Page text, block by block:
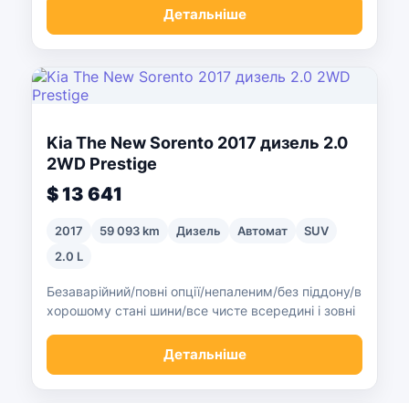
Детальніше
Kia The New Sorento 2017 дизель 2.0
2WD Prestige
$ 13 641
2017 59 093 km Дизель Автомат
SUV
2.0 L
Безаварійний/повні опції/непаленим/без піддону/в
хорошому стані шини/все чисте всередині і зовні
Детальніше